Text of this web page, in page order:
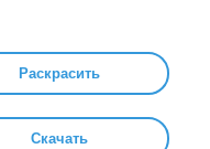
Раскрасить
Скачать